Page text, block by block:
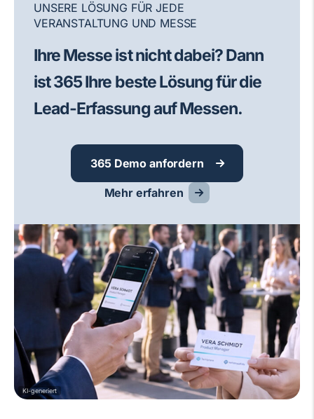
KI-generiert
UNSERE LÖSUNG FÜR JEDE
VERANSTALTUNG UND MESSE
Ihre Messe ist nicht dabei? Dann
ist 365 Ihre beste Lösung für die
Lead-Erfassung auf Messen.
365 Demo anfordern
Mehr erfahren